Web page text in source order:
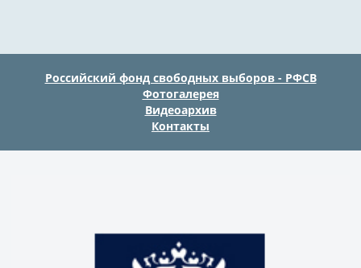
Российский фонд свободных выборов - РФСВ
Фотогалерея
Видеоархив
Контакты